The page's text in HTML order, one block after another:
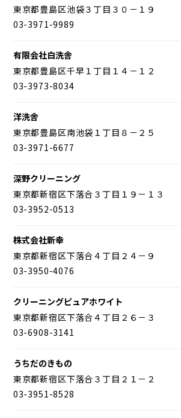
東京都豊島区池袋３丁目３０－１９
03-3971-9989
有限会社白洗舎
東京都豊島区千早１丁目１４－１２
03-3973-8034
洋洗舎
東京都豊島区南池袋１丁目８－２５
03-3971-6677
深野クリーニング
東京都新宿区下落合３丁目１９－１３
03-3952-0513
株式会社新幸
東京都新宿区下落合４丁目２４－９
03-3950-4076
クリーニングピュアホワイト
東京都新宿区下落合４丁目２６－３
03-6908-3141
うちだのきもの
東京都新宿区下落合３丁目２１－２
03-3951-8528